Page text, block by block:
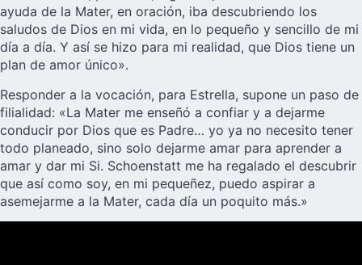
ayuda de la Mater, en oración, iba descubriendo los
saludos de Dios en mi vida, en lo pequeño y sencillo de mi
día a día. Y así se hizo para mi realidad, que Dios tiene un
plan de amor único».
Responder a la vocación, para Estrella, supone un paso de
filialidad: «La Mater me enseñó a confiar y a dejarme
conducir por Dios que es Padre… yo ya no necesito tener
todo planeado, sino solo dejarme amar para aprender a
amar y dar mi Si. Schoenstatt me ha regalado el descubrir
que así como soy, en mi pequeñez, puedo aspirar a
asemejarme a la Mater, cada día un poquito más.»